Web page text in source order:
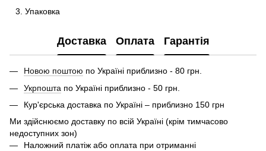
Упаковка
Доставка Оплата Гарантія
Новою поштою по Україні приблизно - 80 грн.
Укрпошта по Україні приблизно - 50 грн.
Кур'єрська доставка по Україні – приблизно 150 грн
Ми здійснюємо доставку по всій Україні (крім тимчасово
недоступних зон)
Наложний платіж або оплата при отриманні